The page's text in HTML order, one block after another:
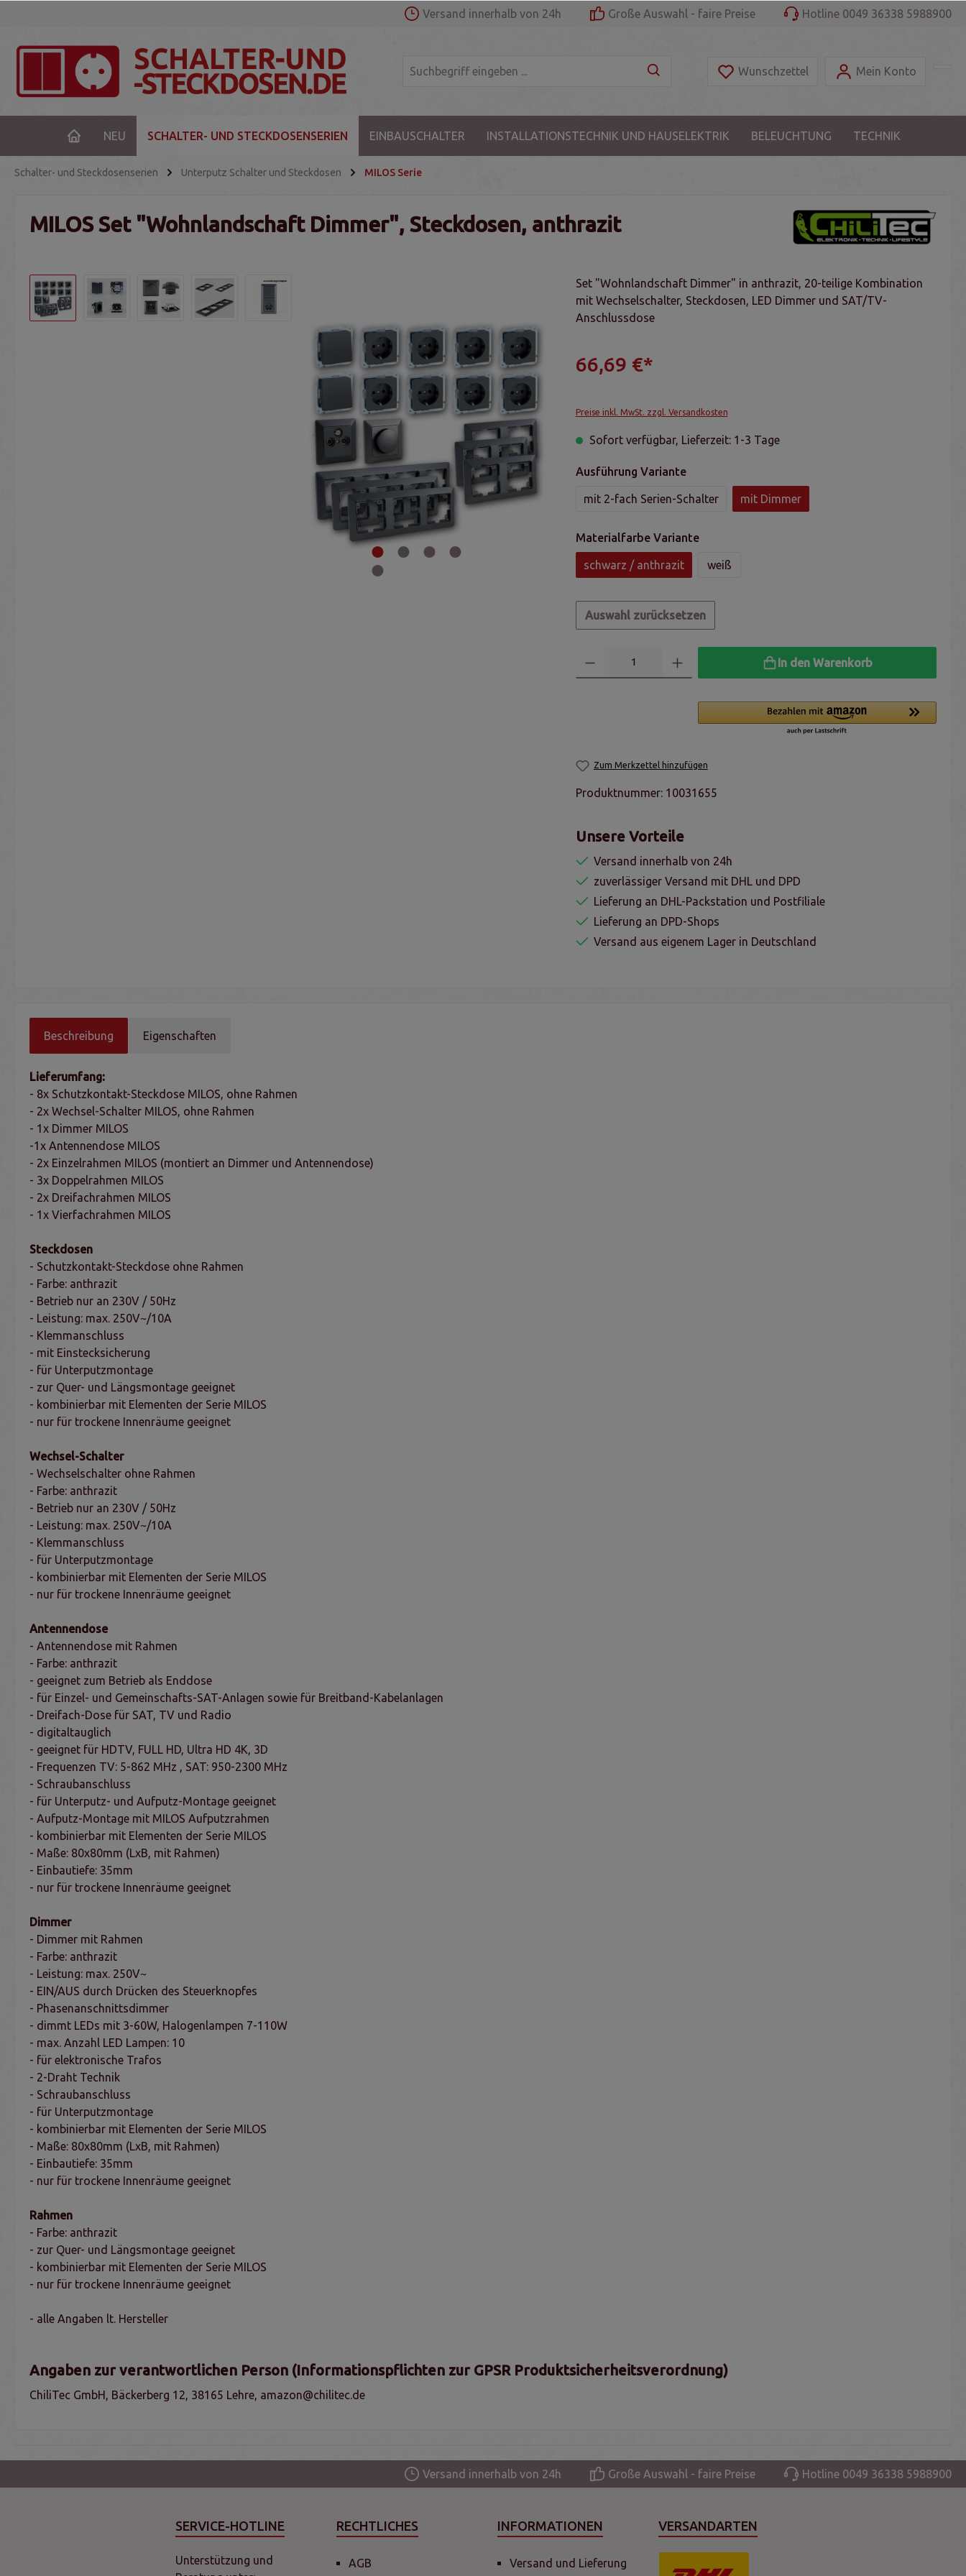
Versand innerhalb von 24h Große Auswahl - faire Preise Hotline 0049 36338 5988900
Wunschzettel Mein Konto
NEU SCHALTER- UND STECKDOSENSERIEN EINBAUSCHALTER INSTALLATIONSTECHNIK UND HAUSELEKTRIK BELEUCHTUNG TECHNIK
Schalter- und Steckdosenserien Unterputz Schalter und Steckdosen MILOS Serie
MILOS Set "Wohnlandschaft Dimmer", Steckdosen, anthrazit
Set "Wohnlandschaft Dimmer" in anthrazit, 20-teilige Kombination
mit Wechselschalter, Steckdosen, LED Dimmer und SAT/TV-
Anschlussdose
66,69 €*
Preise inkl. MwSt. zzgl. Versandkosten
Sofort verfügbar, Lieferzeit: 1-3 Tage
Ausführung Variante
mit 2-fach Serien-Schalter mit Dimmer
Materialfarbe Variante
schwarz / anthrazit weiß
Auswahl zurücksetzen
In den Warenkorb
Zum Merkzettel hinzufügen
Produktnummer: 10031655
Unsere Vorteile
Versand innerhalb von 24h
zuverlässiger Versand mit DHL und DPD
Lieferung an DHL-Packstation und Postfiliale
Lieferung an DPD-Shops
Versand aus eigenem Lager in Deutschland
Beschreibung Eigenschaften
Lieferumfang:
- 8x Schutzkontakt-Steckdose MILOS, ohne Rahmen
- 2x Wechsel-Schalter MILOS, ohne Rahmen
- 1x Dimmer MILOS
-1x Antennendose MILOS
- 2x Einzelrahmen MILOS (montiert an Dimmer und Antennendose)
- 3x Doppelrahmen MILOS
- 2x Dreifachrahmen MILOS
- 1x Vierfachrahmen MILOS
Steckdosen
- Schutzkontakt-Steckdose ohne Rahmen
- Farbe: anthrazit
- Betrieb nur an 230V / 50Hz
- Leistung: max. 250V~/10A
- Klemmanschluss
- mit Einstecksicherung
- für Unterputzmontage
- zur Quer- und Längsmontage geeignet
- kombinierbar mit Elementen der Serie MILOS
- nur für trockene Innenräume geeignet
Wechsel-Schalter
- Wechselschalter ohne Rahmen
- Farbe: anthrazit
- Betrieb nur an 230V / 50Hz
- Leistung: max. 250V~/10A
- Klemmanschluss
- für Unterputzmontage
- kombinierbar mit Elementen der Serie MILOS
- nur für trockene Innenräume geeignet
Antennendose
- Antennendose mit Rahmen
- Farbe: anthrazit
- geeignet zum Betrieb als Enddose
- für Einzel- und Gemeinschafts-SAT-Anlagen sowie für Breitband-Kabelanlagen
- Dreifach-Dose für SAT, TV und Radio
- digitaltauglich
- geeignet für HDTV, FULL HD, Ultra HD 4K, 3D
- Frequenzen TV: 5-862 MHz , SAT: 950-2300 MHz
- Schraubanschluss
- für Unterputz- und Aufputz-Montage geeignet
- Aufputz-Montage mit MILOS Aufputzrahmen
- kombinierbar mit Elementen der Serie MILOS
- Maße: 80x80mm (LxB, mit Rahmen)
- Einbautiefe: 35mm
- nur für trockene Innenräume geeignet
Dimmer
- Dimmer mit Rahmen
- Farbe: anthrazit
- Leistung: max. 250V~
- EIN/AUS durch Drücken des Steuerknopfes
- Phasenanschnittsdimmer
- dimmt LEDs mit 3-60W, Halogenlampen 7-110W
- max. Anzahl LED Lampen: 10
- für elektronische Trafos
- 2-Draht Technik
- Schraubanschluss
- für Unterputzmontage
- kombinierbar mit Elementen der Serie MILOS
- Maße: 80x80mm (LxB, mit Rahmen)
- Einbautiefe: 35mm
- nur für trockene Innenräume geeignet
Rahmen
- Farbe: anthrazit
- zur Quer- und Längsmontage geeignet
- kombinierbar mit Elementen der Serie MILOS
- nur für trockene Innenräume geeignet
- alle Angaben lt. Hersteller
Angaben zur verantwortlichen Person (Informationspflichten zur GPSR Produktsicherheitsverordnung)
ChiliTec GmbH, Bäckerberg 12, 38165 Lehre, amazon@chilitec.de
Versand innerhalb von 24h Große Auswahl - faire Preise Hotline 0049 36338 5988900
SERVICE-HOTLINE
Unterstützung und
RECHTLICHES
AGB
INFORMATIONEN
Versand und Lieferung
VERSANDARTEN